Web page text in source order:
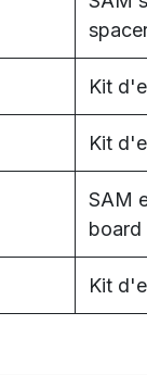
Kit
Kit
SAM
board
Kit